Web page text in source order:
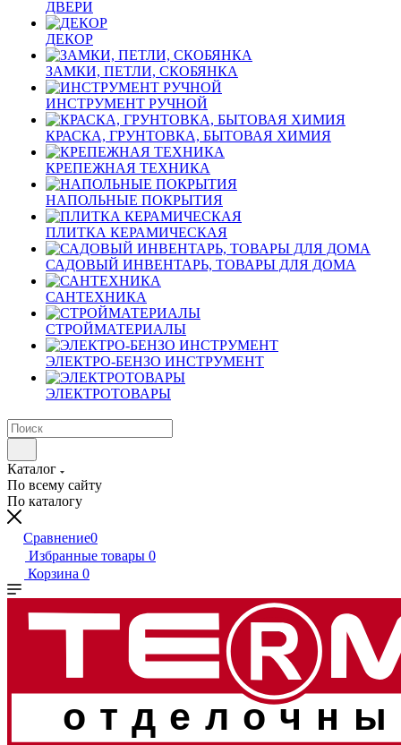
ДВЕРИ
ДЕКОР
ЗАМКИ, ПЕТЛИ, СКОБЯНКА
ИНСТРУМЕНТ РУЧНОЙ
КРАСКА, ГРУНТОВКА, БЫТОВАЯ ХИМИЯ
КРЕПЕЖНАЯ ТЕХНИКА
НАПОЛЬНЫЕ ПОКРЫТИЯ
ПЛИТКА КЕРАМИЧЕСКАЯ
САДОВЫЙ ИНВЕНТАРЬ, ТОВАРЫ ДЛЯ ДОМА
САНТЕХНИКА
СТРОЙМАТЕРИАЛЫ
ЭЛЕКТРО-БЕНЗО ИНСТРУМЕНТ
ЭЛЕКТРОТОВАРЫ
Каталог
По всему сайту
По каталогу
Сравнение0
Избранные товары 0
Корзина 0